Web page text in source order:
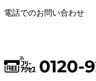
電話でのお問い合わせ